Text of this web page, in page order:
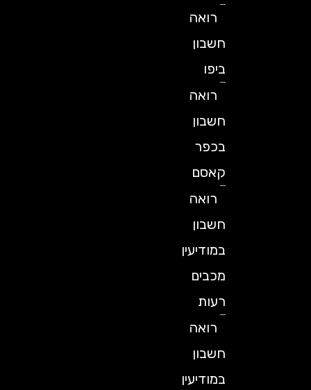
רואה
חשבון
רואה
חשבון
בכפר
קאסם
רואה
חשבון
במודיעין
מכבים
רעות
רואה
חשבון
במודיעין